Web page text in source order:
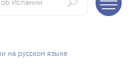
на русском языке